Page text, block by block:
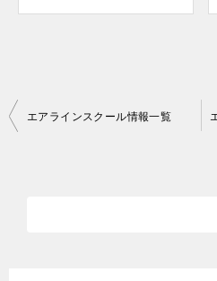
投
エアラインスクール情報一覧